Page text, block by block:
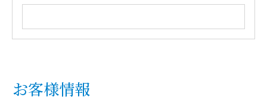
お客様情報